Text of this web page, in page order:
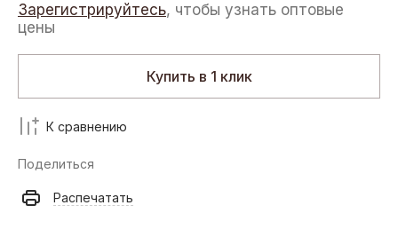
Зарегистрируйтесь, чтобы узнать оптовые
цены
Купить в 1 клик
К сравнению
Поделиться
Распечатать